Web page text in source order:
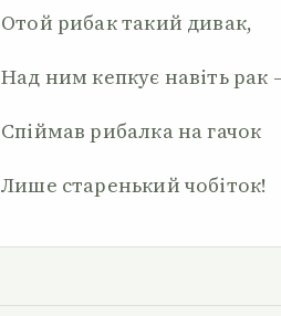
Отой рибак такий дивак,
Над ним кепкує навіть рак
Спіймав рибалка на гачок
Лише старенький чобіток!